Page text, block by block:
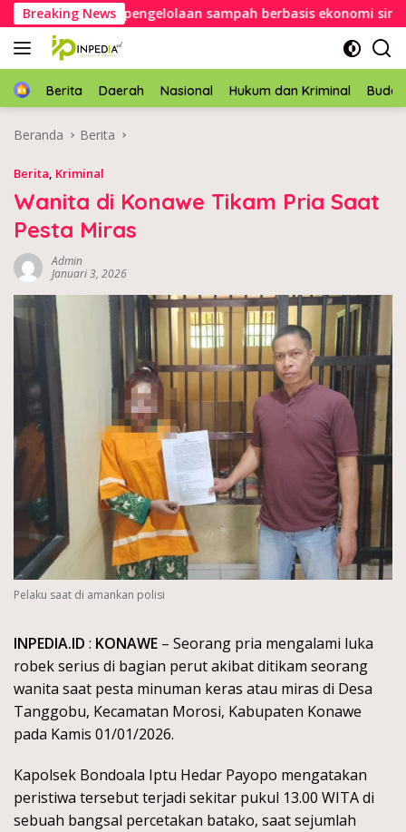
Langsung
ke
konten
Breaking News
dorong pengelolaan sampah berbasis ekonomi sirkular
HomeBerita Daerah Nasional Hukum dan Kriminal
Beranda Berita
Berita, Kriminal
Wanita di Konawe Tikam Pria Saat
Pesta Miras
Admin
Januari 3, 2026
Pelaku saat di amankan polisi
INPEDIA.ID : KONAWE – Seorang pria mengalami luka
robek serius di bagian perut akibat ditikam seorang
wanita saat pesta minuman keras atau miras di Desa
Tanggobu, Kecamatan Morosi, Kabupaten Konawe
pada Kamis 01/01/2026.
Kapolsek Bondoala Iptu Hedar Payopo mengatakan
peristiwa tersebut terjadi sekitar pukul 13.00 WITA di
sebuah bangsal percetakan batako, saat sejumlah